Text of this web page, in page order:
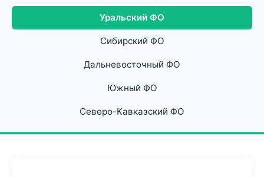
Уральский ФО
Сибирский ФО
Дальневосточный ФО
Южный ФО
Северо-Кавказский ФО